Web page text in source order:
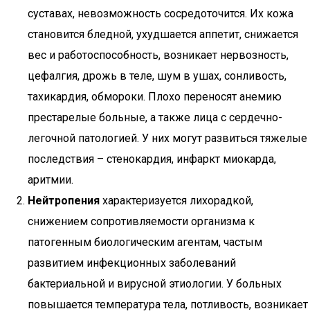
суставах, невозможность сосредоточится. Их кожа
становится бледной, ухудшается аппетит, снижается
вес и работоспособность, возникает нервозность,
цефалгия, дрожь в теле, шум в ушах, сонливость,
тахикардия, обмороки. Плохо переносят анемию
престарелые больные, а также лица с сердечно-
легочной патологией. У них могут развиться тяжелые
последствия – стенокардия, инфаркт миокарда,
аритмии.
Нейтропения характеризуется лихорадкой,
снижением сопротивляемости организма к
патогенным биологическим агентам, частым
развитием инфекционных заболеваний
бактериальной и вирусной этиологии. У больных
повышается температура тела, потливость, возникает